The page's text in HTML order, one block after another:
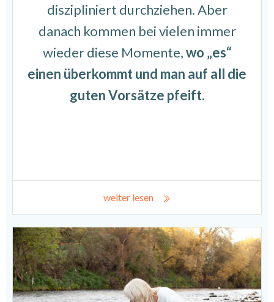
diszipliniert durchziehen. Aber
danach kommen bei vielen immer
wieder diese Momente,wo „es“
einen überkommt und man auf all die
guten Vorsätze pfeift.
weiter lesen